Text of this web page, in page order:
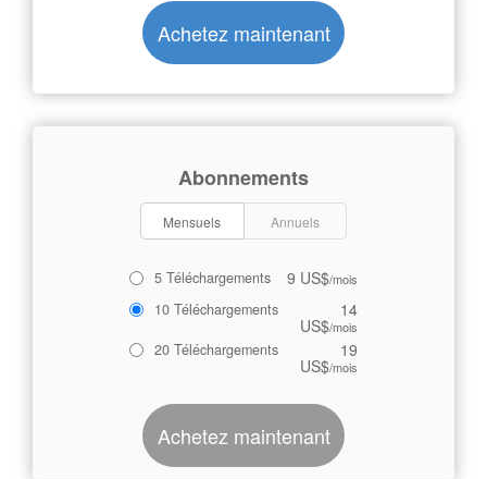
Achetez maintenant
Abonnements
Mensuels Annuels
5 Téléchargements 9 US$/mois
10 Téléchargements 14
US$/mois
20 Téléchargements 19
US$/mois
Achetez maintenant